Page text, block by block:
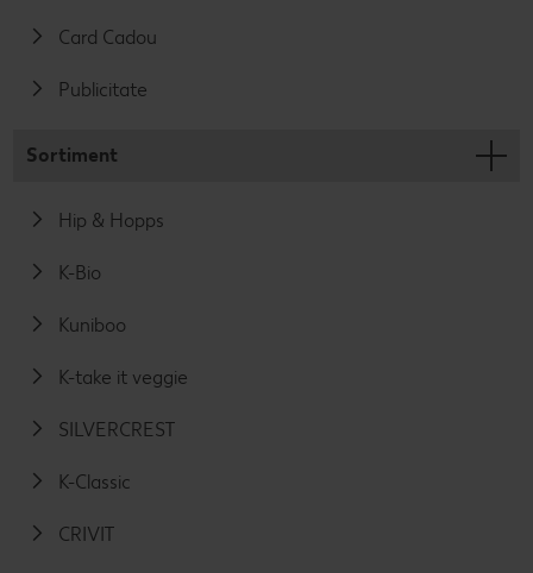
Card Cadou
Publicitate
Sortiment
Hip & Hopps
K-Bio
Kuniboo
K-take it veggie
SILVERCREST
K-Classic
CRIVIT